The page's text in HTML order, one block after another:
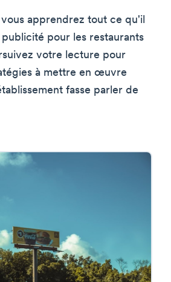
apprendrez tout ce qu'il
pour les restaurants
votre lecture pour
à mettre en œuvre
fasse parler de